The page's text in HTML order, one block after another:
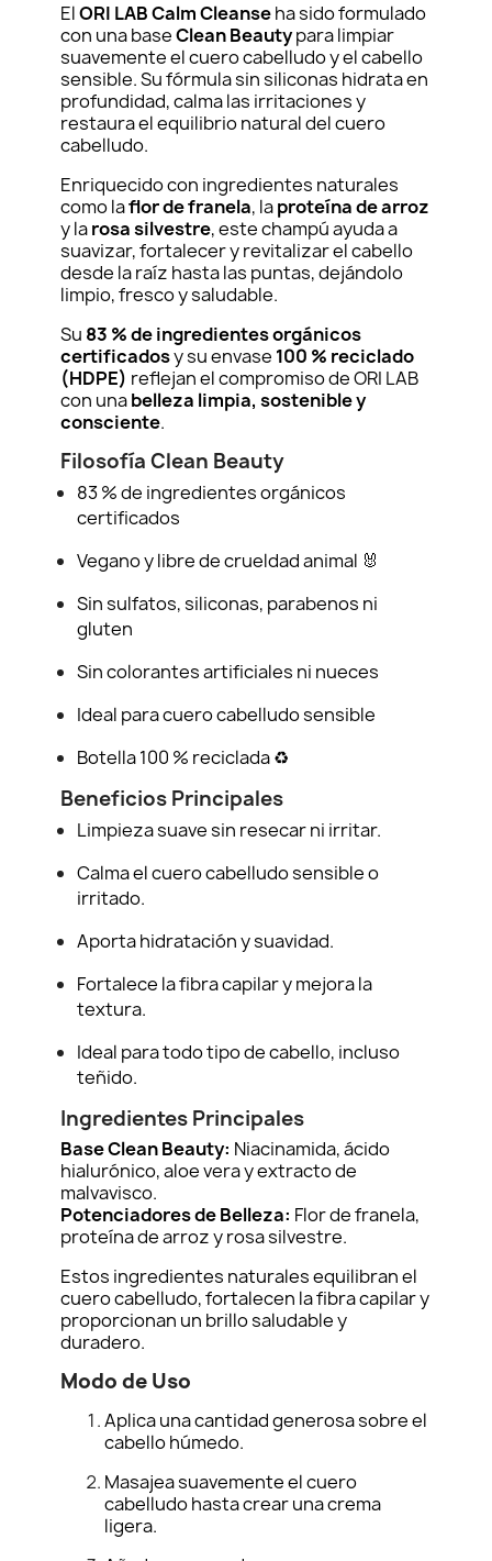
ElORI LAB Calm Cleanseha sido formulado
con una baseClean Beautypara limpiar
suavemente el cuero cabelludo y el cabello
sensible. Su fórmula sin siliconas hidrata en
profundidad, calma las irritaciones y
restaura el equilibrio natural del cuero
cabelludo.
Enriquecido con ingredientes naturales
como laflor de franela, laproteína de arroz
y larosa silvestre, este champú ayuda a
suavizar, fortalecer y revitalizar el cabello
desde la raíz hasta las puntas, dejándolo
limpio, fresco y saludable.
Su 83 % de ingredientes orgánicos
certificadosy su envase 100 % reciclado
(HDPE) reflejan el compromiso de ORI LAB
con unabelleza limpia, sostenible y
consciente.
Filosofía Clean Beauty
83 % de ingredientes orgánicos
certificados
Vegano y libre de crueldad animal 🐰
Sin sulfatos, siliconas, parabenos ni
gluten
Sin colorantes artificiales ni nueces
Ideal para cuero cabelludo sensible
Botella 100 % reciclada ♻️
Beneficios Principales
Limpieza suave sin resecar ni irritar.
Calma el cuero cabelludo sensible o
irritado.
Aporta hidratación y suavidad.
Fortalece la fibra capilar y mejora la
textura.
Ideal para todo tipo de cabello, incluso
teñido.
Ingredientes Principales
Base Clean Beauty: Niacinamida, ácido
hialurónico, aloe vera y extracto de
malvavisco.
Potenciadores de Belleza: Flor de franela,
proteína de arroz y rosa silvestre.
Estos ingredientes naturales equilibran el
cuero cabelludo, fortalecen la fibra capilar y
proporcionan un brillo saludable y
duradero.
Modo de Uso
Aplica una cantidad generosa sobre el
cabello húmedo.
Masajea suavemente el cuero
cabelludo hasta crear una crema
ligera.